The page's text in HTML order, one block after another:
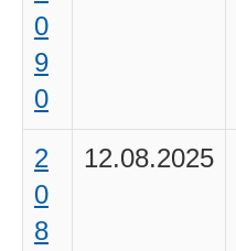
0
9
0
2
0
8
12.08.2025